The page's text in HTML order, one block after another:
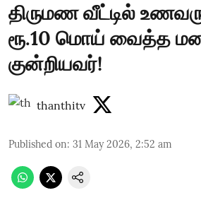
திருமண வீட்டில்
ரூ.10 மொய் வைத்த
குன்றியவர்!
thanthitv
Published on: 31 May 2026, 2:52 am